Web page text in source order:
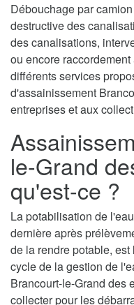
Débouchage par
destructive des
des canalisations,
ou encore
différents services
d'assainissement
entreprises et aux
le-Grand
qu'est-ce ?
La potabilisation de
dernière après
de la rendre potable,
cycle de la gestion de
Brancourt-le-Grand des
collecter pour les